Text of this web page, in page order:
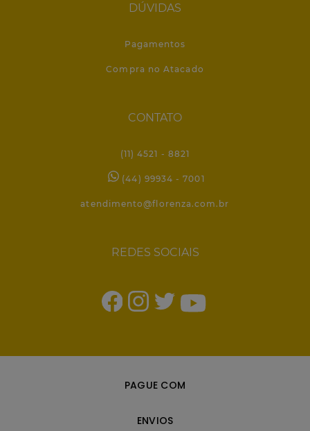
DÚVIDAS
Pagamentos
Compra no Atacado
CONTATO
(11) 4521 - 8821
(44) 99934 - 7001
atendimento@florenza.com.br
REDES SOCIAIS
PAGUE COM
ENVIOS